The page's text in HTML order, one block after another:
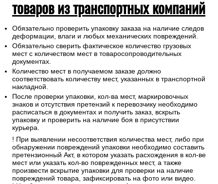
товаров из транспортных компаний
Обязательно проверить упаковку заказа на наличие следов
деформации, влаги и любых механических повреждений.
Обязательно сверить фактическое количество грузовых
мест с количеством мест в товаросопроводительных
документах.
Количество мест в получаемом заказе должно
соответствовать количеству мест, указанных в транспортной
накладной.
После проверки упаковки, кол-ва мест, маркировочных
знаков и отсутствия претензий к перевозчику необходимо
расписаться в документах и получить заказ, вскрыть
упаковку и проверить на наличие боя в присутствии
курьера.
! При выявлении несоответствия количества мест, либо при
обнаружении повреждений упаковки необходимо составить
претензионный Акт, в котором указать расхождения в кол-ве
мест или указать кол-во поврежденных мест, а также
произвести вскрытие упаковки для проверки на наличие
повреждений товара, зафиксировать на фото или видео.